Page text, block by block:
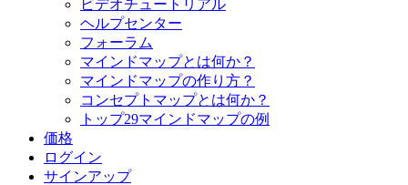
ビデオチュートリアル
ヘルプセンター
フォーラム
マインドマップとは何か？
マインドマップの作り方？
コンセプトマップとは何か？
トップ29マインドマップの例
価格
ログイン
サインアップ